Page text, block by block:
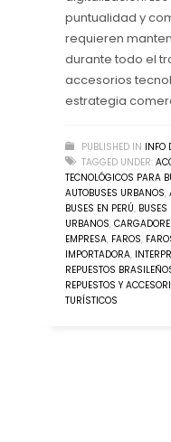
puntualidad y
requieren
durante todo el
accesorios
estrategia
PUBLISHED IN INFO
TAGGED UNDER:
TECNOLÓGICOS PARA
AUTOBUSES URBANOS,
BUSES EN PERÚ, BUSES
URBANOS,
EMPRESA, FAROS,
IMPORTADORA,
REPUESTOS
REPUESTOS Y
TURÍSTICOS